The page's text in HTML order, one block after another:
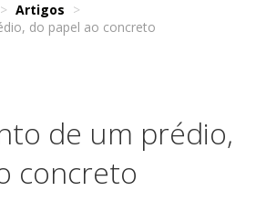
ENTREVISTAS
> Artigos >
do papel ao concreto
de um prédio,
concreto